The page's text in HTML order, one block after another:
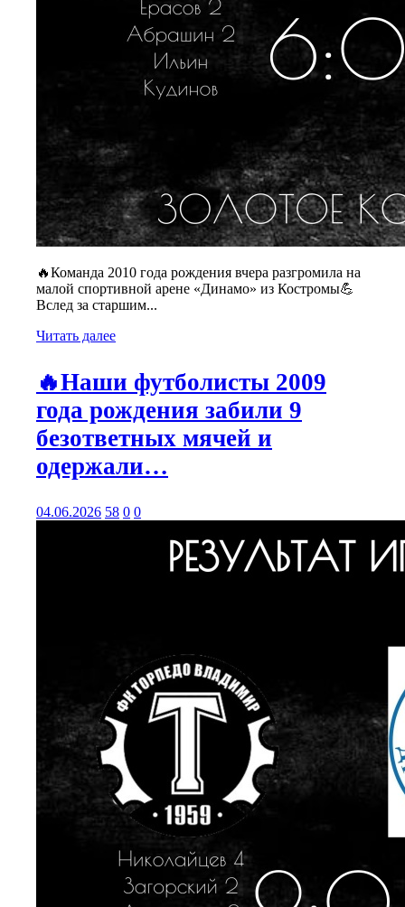
🔥Команда 2010 года рождения вчера разгромила на
малой спортивной арене «Динамо» из Костромы💪
Вслед за старшим...
Читать далее
🔥Наши футболисты 2009
года рождения забили 9
безответных мячей и
одержали…
04.06.2026 58 0 0